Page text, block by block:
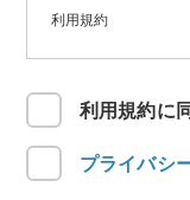
利用規約
この利用規約（以下
ービス（以下，「
るものです。ユーザ
す。）には，本規約
す。
利用規約に
プライバシ